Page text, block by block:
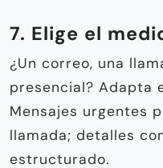
7. Elige el
¿Un correo, una
presencial? Adapta
Mensajes urgentes
llamada; detalles
estructurado.